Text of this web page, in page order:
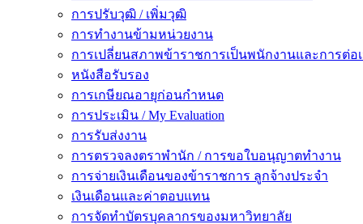
การปรับวุฒิ / เพิ่มวุฒิ
การทำงานข้ามหน่วยงาน
การเปลี่ยนสภาพข้าราชการเป็นพนักงานและการต่อ
หนังสือรับรอง
การเกษียณอายุก่อนกำหนด
การประเมิน / My Evaluation
การรับส่งงาน
การตรวจลงตราพำนัก / การขอใบอนุญาตทำงาน
การจ่ายเงินเดือนของข้าราชการ ลูกจ้างประจำ
เงินเดือนและค่าตอบแทน
การจัดทำบัตรบุคลากรของมหาวิทยาลัย